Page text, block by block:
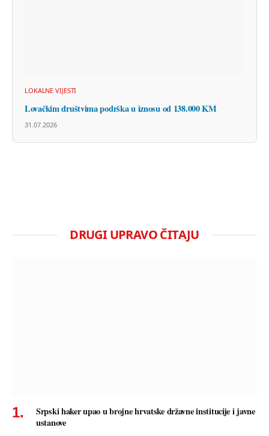
LOKALNE VIJESTI
Lovačkim društvima podrška u iznosu od 138.000 KM
31.07.2026
DRUGI UPRAVO ČITAJU
Srpski haker upao u brojne hrvatske državne institucije i javne
ustanove